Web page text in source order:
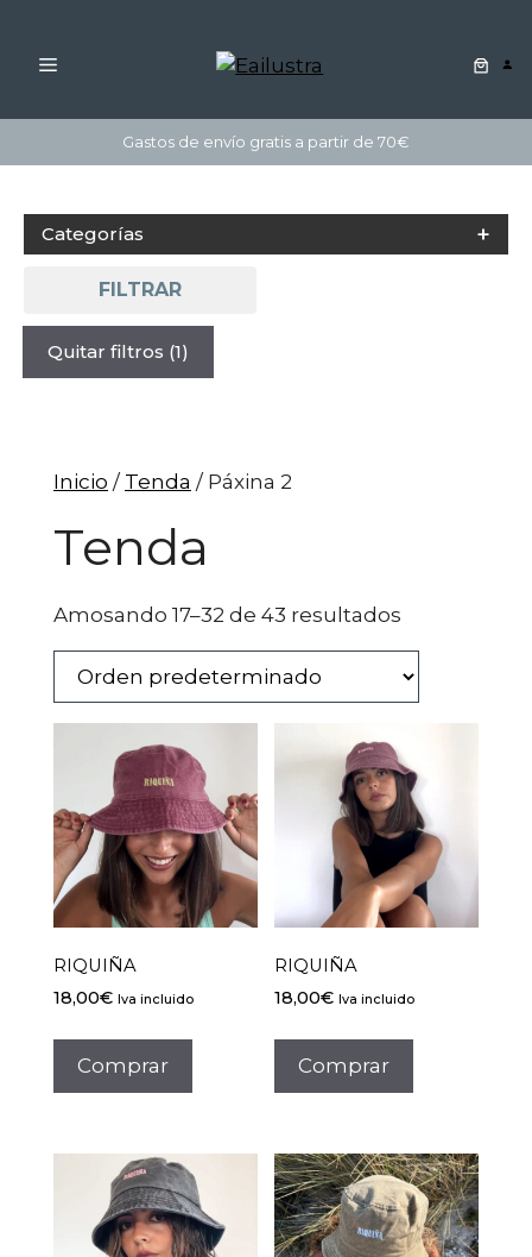
ao
Gastos de envío gratis a partir de 70€
MENÚ
Categorías
FILTRAR
Quitar filtros (1)
Inicio / Tenda / Páxina 2
Tenda
Amosando 17–32 de 43 resultados
RIQUIÑA
18,00€ Iva incluido
Comprar
RIQUIÑA
18,00€ Iva incluido
Comprar